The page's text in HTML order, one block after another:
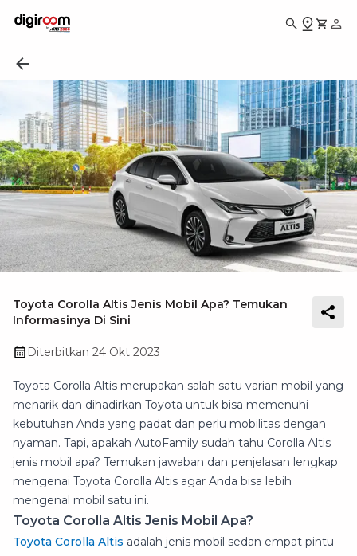
Toyota Corolla Altis Jenis Mobil Apa? Temukan
Informasinya Di Sini
Diterbitkan 24 Okt 2023
Toyota Corolla Altis merupakan salah satu varian mobil yang
menarik dan dihadirkan Toyota untuk bisa memenuhi
kebutuhan Anda yang padat dan perlu mobilitas dengan
nyaman. Tapi, apakah AutoFamily sudah tahu Corolla Altis
jenis mobil apa? Temukan jawaban dan penjelasan lengkap
mengenai Toyota Corolla Altis agar Anda bisa lebih
mengenal mobil satu ini.
Toyota Corolla Altis Jenis Mobil Apa?
Toyota Corolla Altis adalah jenis mobil sedan empat pintu